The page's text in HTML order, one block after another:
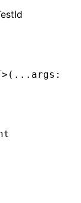
>( ... args :